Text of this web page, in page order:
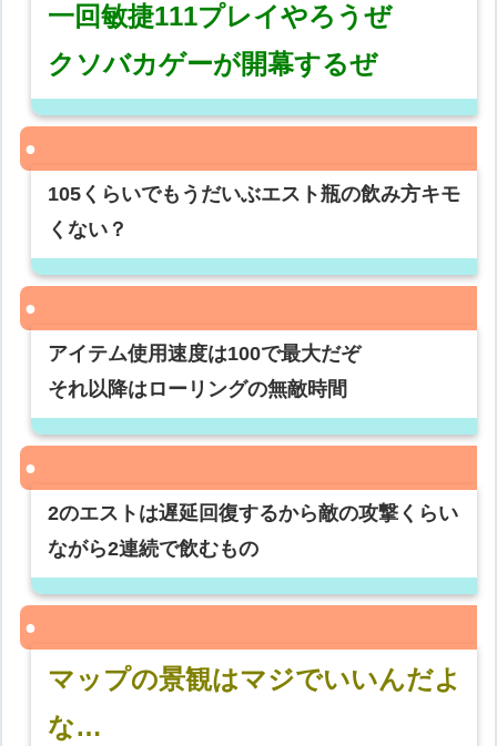
一回敏捷111プレイやろうぜ
クソバカゲーが開幕するぜ
105くらいでもうだいぶエスト瓶の飲み方キモ
くない？
アイテム使用速度は100で最大だぞ
それ以降はローリングの無敵時間
2のエストは遅延回復するから敵の攻撃くらい
ながら2連続で飲むもの
マップの景観はマジでいいんだよ
な…